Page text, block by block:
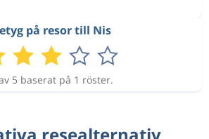
på resor till Nis
5 baserat på 1 röster.
resealternativ